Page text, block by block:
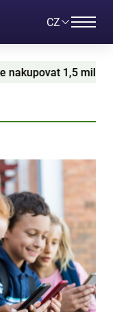
CZ
metru plynu z